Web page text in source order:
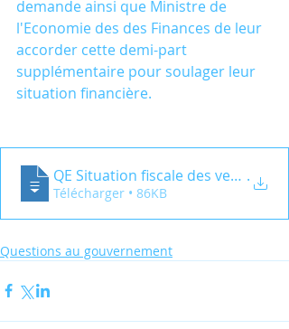
demande ainsi que Ministre de
l'Economie des des Finances de leur
accorder cette demi-part
supplémentaire pour soulager leur
situation financière.
QE Situation fiscale des veuves
.
Télécharger • 86KB
Questions au gouvernement